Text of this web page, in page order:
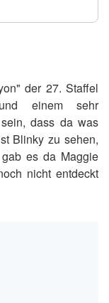
der 27. Staffel
einem sehr
dass da was
Blinky zu sehen,
es da Maggie
nicht entdeckt